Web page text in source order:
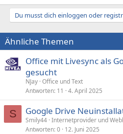
Du musst dich einloggen oder
Ähnliche Themen
Office mit Livesync als
gesucht
NJay Office und Text
Antworten 11 4. April 2025
S Google Drive
Smily44 Internetprovider und
Antworten 0 12. Juni 2025